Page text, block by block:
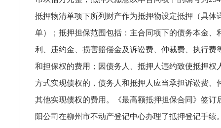
抵押物清单项下所列财产作为抵押物设定抵押（具体
单）；抵押担保范围包括：主合同项下的债务本金、
利、违约金、损害赔偿金及诉讼费、仲裁费、执行费
和担保权的费用；因债务人、抵押人违约致使抵押权
方式实现债权的，债务人和抵押人应当承担诉讼费、
其他实现债权的费用。《最高额抵押担保合同》签订
阳公司在柳州市不动产登记中心办理了抵押登记手续